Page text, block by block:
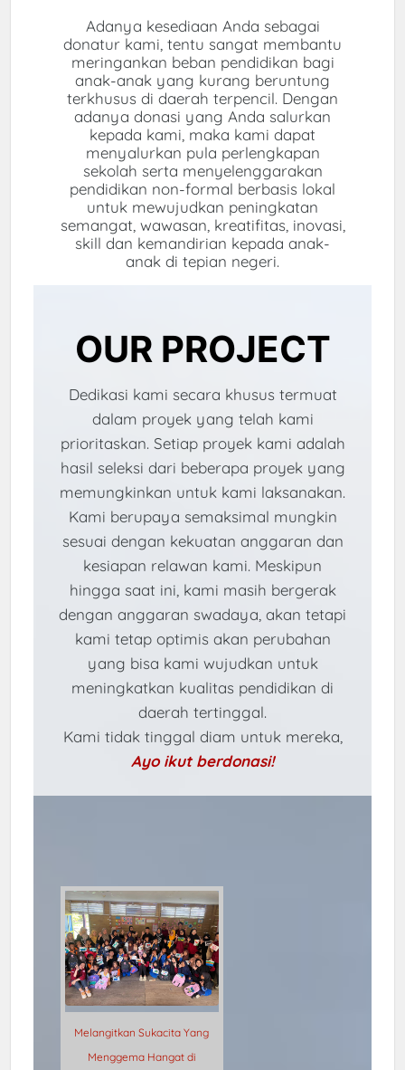
Adanya kesediaan Anda sebagai
donatur kami, tentu sangat membantu
meringankan beban pendidikan bagi
anak-anak yang kurang beruntung
terkhusus di daerah terpencil. Dengan
adanya donasi yang Anda salurkan
kepada kami, maka kami dapat
menyalurkan pula perlengkapan
sekolah serta menyelenggarakan
pendidikan non-formal berbasis lokal
untuk mewujudkan peningkatan
semangat, wawasan, kreatifitas, inovasi,
skill dan kemandirian kepada anak-
anak di tepian negeri.
OUR PROJECT
Dedikasi kami secara khusus termuat
dalam proyek yang telah kami
prioritaskan. Setiap proyek kami adalah
hasil seleksi dari beberapa proyek yang
memungkinkan untuk kami laksanakan.
Kami berupaya semaksimal mungkin
sesuai dengan kekuatan anggaran dan
kesiapan relawan kami. Meskipun
hingga saat ini, kami masih bergerak
dengan anggaran swadaya, akan tetapi
kami tetap optimis akan perubahan
yang bisa kami wujudkan untuk
meningkatkan kualitas pendidikan di
daerah tertinggal.
Kami tidak tinggal diam untuk mereka,
Ayo ikut berdonasi!
Melangitkan Sukacita Yang
Menggema Hangat di